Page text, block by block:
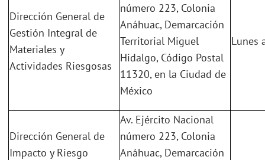
Dirección General de
Gestión Integral de
Materiales y
Actividades Riesgosas
número 223, Colonia
Anáhuac, Demarcación
Territorial Miguel
Hidalgo, Código Postal
11320, en la Ciudad de
México
Lunes
Dirección General de
Impacto y Riesgo
Av. Ejército Nacional
número 223, Colonia
Anáhuac, Demarcación